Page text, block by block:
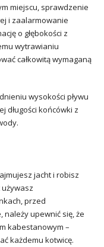
miejscu, sprawdzenie
i zaalarmowanie
o głębokości z
wytrawianiu
całkowitą wymaganą
wysokości pływu
długości końcówki z
jacht i robisz
przed
upewnić się, że
kabestanowym –
każdemu kotwicę.